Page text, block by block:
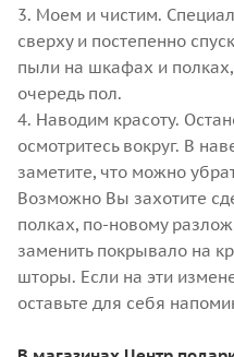
3. Моем и чистим.
сверху и постепенно
пыли на шкафах и
очередь пол.
4. Наводим красоту.
осмотритесь вокруг. В
заметите, что можно
Возможно Вы захотите
полках, по-новому
заменить покрывало на
шторы. Если на эти
оставьте для себя